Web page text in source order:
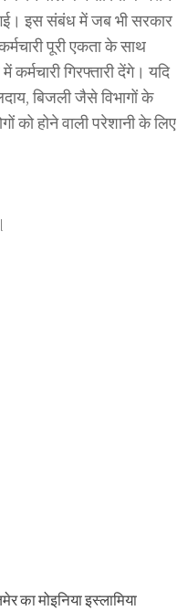
गई। इस संबंध में जब भी सरकार
पूरी एकता के साथ
गिरफ्तारी देंगे। यदि
बिजली जैसे विभागों के
को होने वाली परेशानी के लिए
का मोइनिया इस्लामिया